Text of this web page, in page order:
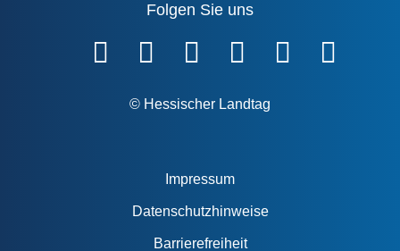
Folgen Sie uns
© Hessischer Landtag
Impressum
Datenschutzhinweise
Barrierefreiheit